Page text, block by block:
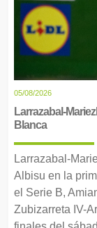
05/08/2026
Larrazabal-
Blanca
Larrazabal-
Albisu en la
el Serie B,
Zubizarreta IV-